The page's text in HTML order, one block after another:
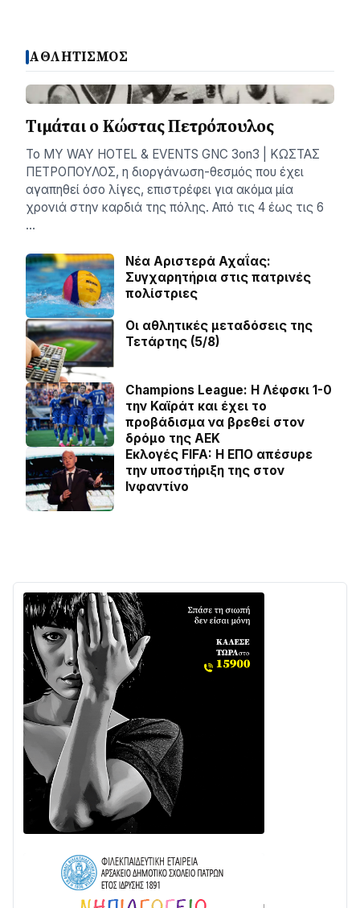
ΑΘΛΗΤΙΣΜΟΣ
Τιμάται ο Κώστας Πετρόπουλος
Το MY WAY HOTEL & EVENTS GNC 3on3 | ΚΩΣΤΑΣ
ΠΕΤΡΟΠΟΥΛΟΣ, η διοργάνωση-θεσμός που έχει
αγαπηθεί όσο λίγες, επιστρέφει για ακόμα μία
χρονιά στην καρδιά της πόλης. Από τις 4 έως τις 6
…
Νέα Αριστερά Αχαΐας:
Συγχαρητήρια στις πατρινές
πολίστριες
Οι αθλητικές μεταδόσεις της
Τετάρτης (5/8)
Champions League: Η Λέφσκι 1-0
την Καϊράτ και έχει το
προβάδισμα να βρεθεί στον
δρόμο της ΑΕΚ
Εκλογές FIFA: Η ΕΠΟ απέσυρε
την υποστήριξη της στον
Ινφαντίνο